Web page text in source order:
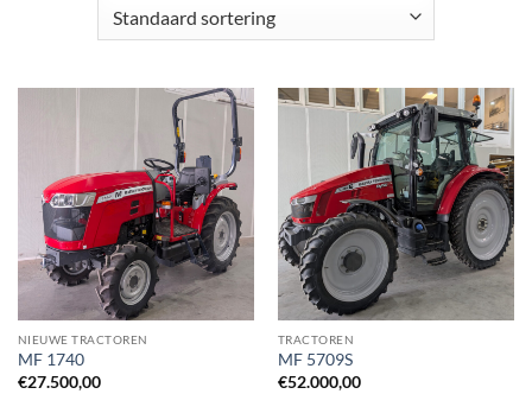
NIEUWE TRACTOREN
MF 1740
€27.500,00
TRACTOREN
MF 5709S
€52.000,00